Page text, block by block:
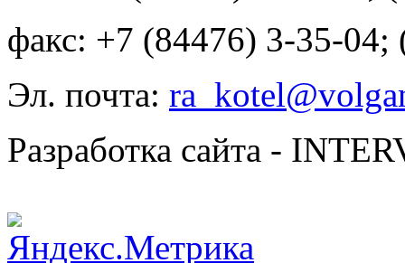
факс: +7 (84476) 3-35-04;
Эл. почта:
Разработка сайта -